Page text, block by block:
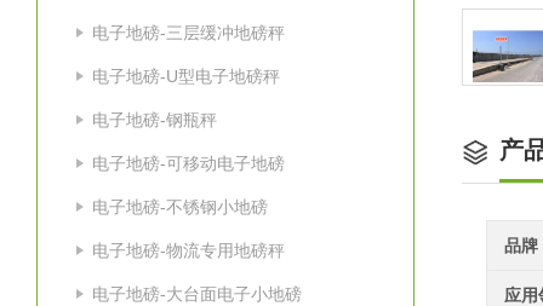
电子地磅-三层缓冲地磅秤
电子地磅-U型电子地磅秤
电子地磅-钢瓶秤
电子地磅-可移动电子地磅
电子地磅-不锈钢小地磅
电子地磅-物流专用地磅秤
电子地磅-大台面电子小地磅
产
品牌
应用